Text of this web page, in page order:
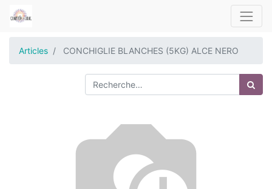
Articles CONCHIGLIE BLANCHES (5KG) ALCE NERO